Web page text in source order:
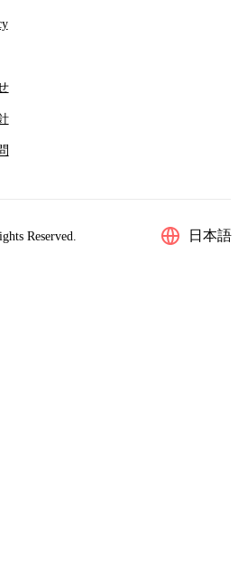
Reserved. 日本語